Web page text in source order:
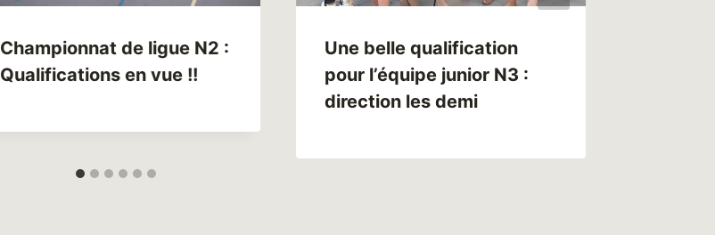
Championnat de ligue N2 :
Qualifications en vue !!
Une belle qualification
pour l’équipe junior N3 :
direction les demi